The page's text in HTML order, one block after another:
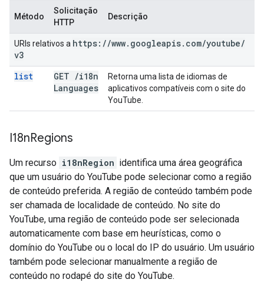
Método
Solicitação
HTTP
Descrição
URIs relativos a https: //www. googleapis. com/youtube/
v3
list
GET /i18n
Languages
Retorna uma lista de idiomas de
aplicativos compatíveis com o site do
YouTube.
I18nRegions
Um recurso i18nRegion identifica uma área geográfica
que um usuário do YouTube pode selecionar como a região
de conteúdo preferida. A região de conteúdo também pode
ser chamada de localidade de conteúdo. No site do
YouTube, uma região de conteúdo pode ser selecionada
automaticamente com base em heurísticas, como o
domínio do YouTube ou o local do IP do usuário. Um usuário
também pode selecionar manualmente a região de
conteúdo no rodapé do site do YouTube.